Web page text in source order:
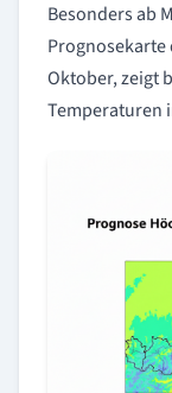
Besonders ab
Prognosekarte
Oktober, zeigt
Temperaturen